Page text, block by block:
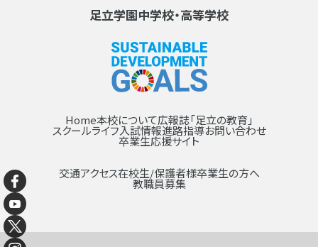
足立学園中学校・高等学校
Home本校について広報誌「足立の教育」
スクールライフ入試情報進路指導お問い合わせ
卒業生応援サイト
交通アクセス在校生/保護者様卒業生の方へ
教職員募集